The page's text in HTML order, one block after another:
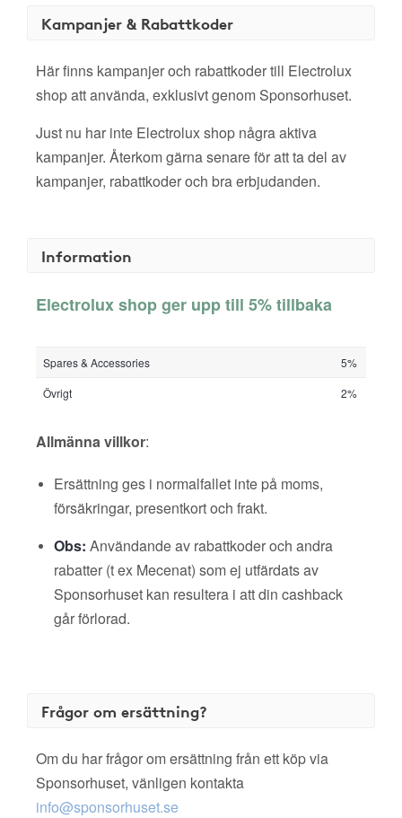
Kampanjer & Rabattkoder
Här finns kampanjer och rabattkoder till Electrolux
shop att använda, exklusivt genom Sponsorhuset.
Just nu har inte Electrolux shop några aktiva
kampanjer. Återkom gärna senare för att ta del av
kampanjer, rabattkoder och bra erbjudanden.
Information
Electrolux shop ger upp till 5% tillbaka
Spares & Accessories
5%
Övrigt
2%
Allmänna villkor:
Ersättning ges i normalfallet inte på moms,
försäkringar, presentkort och frakt.
Obs: Användande av rabattkoder och andra
rabatter (t ex Mecenat) som ej utfärdats av
Sponsorhuset kan resultera i att din cashback
går förlorad.
Frågor om ersättning?
Om du har frågor om ersättning från ett köp via
Sponsorhuset, vänligen kontakta
info@sponsorhuset.se